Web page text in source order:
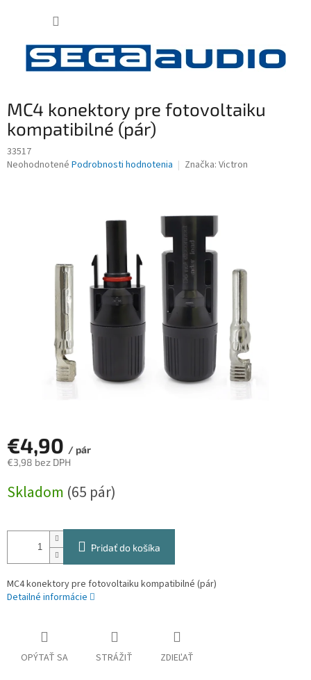
MC4 konektory pre fotovoltaiku
kompatibilné (pár)
33517
Priemerné
Neohodnotené Podrobnosti hodnotenia Značka: Victron
€4,90 / pár
€3,98 bez DPH
cena:
Skladom (65 pár)
Pridať do košíka
MC4 konektory pre fotovoltaiku kompatibilné (pár)
Detailné informácie
OPÝTAŤ SA STRÁŽIŤ ZDIEĽAŤ